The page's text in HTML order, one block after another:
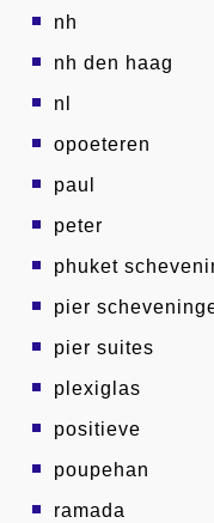
nh
nh den haag
nl
opoeteren
paul
peter
phuket
pier
pier suites
plexiglas
positieve
poupehan
ramada